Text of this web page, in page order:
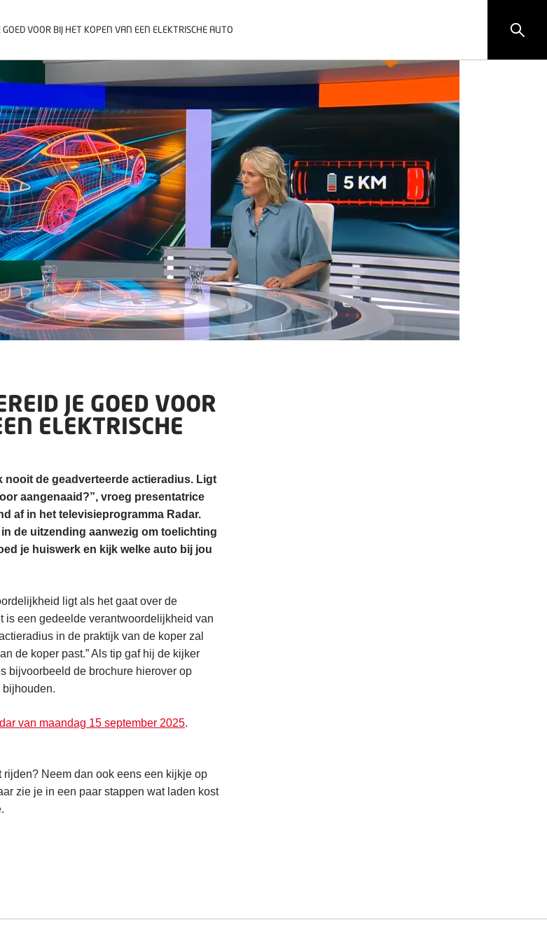
GOED VOOR BIJ HET KOPEN VAN EEN ELEKTRISCHE AUTO
JE GOED VOOR
ELEKTRISCHE
nooit de geadverteerde actieradius. Ligt
aangenaaid?”, vroeg presentatrice
af in het televisieprogramma Radar.
de uitzending aanwezig om toelichting
je huiswerk en kijk welke auto bij jou
ligt als het gaat over de
is een gedeelde verantwoordelijkheid van
in de praktijk van de koper zal
de koper past.” Als tip gaf hij de kijker
bijvoorbeeld de brochure hierover op
bijhouden.
van maandag 15 september 2025.
Neem dan ook eens een kijkje op
zie je in een paar stappen wat laden kost